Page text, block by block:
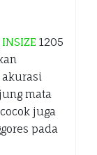
INSIZE 1205
mata
juga
pada